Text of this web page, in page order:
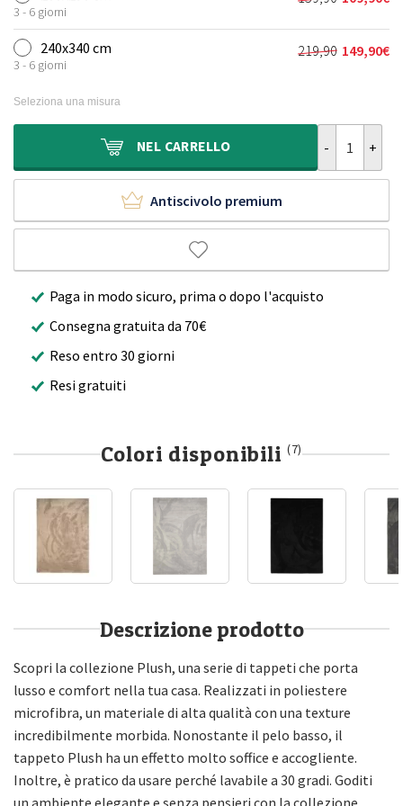
era:
119,90€.
è:
79,90€.
3 - 6 giorni Il
prezzo
originale
era:
Il
prezzo
attuale
è:
240x340 cm
3 - 6 giorni
219,90
Il
219,90€.
149,90€
Il
149,90€.
Seleziona una misura
NEL CARRELLO
Antiscivolo premium
Paga in modo sicuro, prima o dopo l'acquisto
Consegna gratuita da 70€
Reso entro 30 giorni
Resi gratuiti
Colori disponibili (7)
Descrizione prodotto
Scopri la collezione Plush, una serie di tappeti che porta
lusso e comfort nella tua casa. Realizzati in poliestere
microfibra, un materiale di alta qualità con una texture
incredibilmente morbida. Nonostante il pelo basso, il
tappeto Plush ha un effetto molto soffice e accogliente.
Inoltre, è pratico da usare perché lavabile a 30 gradi. Goditi
un ambiente elegante e senza pensieri con la collezione